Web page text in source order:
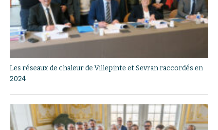
Les réseaux de chaleur de Villepinte et Sevran raccordés en
2024